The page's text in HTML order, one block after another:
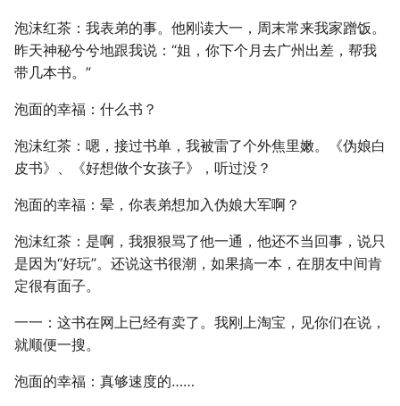
c
h
泡沫红茶：我表弟的事。他刚读大一，周末常来我家蹭饭。
昨天神秘兮兮地跟我说：“姐，你下个月去广州出差，帮我
带几本书。”
泡面的幸福：什么书？
泡沫红茶：嗯，接过书单，我被雷了个外焦里嫩。《伪娘白
皮书》、《好想做个女孩子》，听过没？
泡面的幸福：晕，你表弟想加入伪娘大军啊？
泡沫红茶：是啊，我狠狠骂了他一通，他还不当回事，说只
是因为“好玩”。还说这书很潮，如果搞一本，在朋友中间肯
定很有面子。
一一：这书在网上已经有卖了。我刚上淘宝，见你们在说，
就顺便一搜。
泡面的幸福：真够速度的……